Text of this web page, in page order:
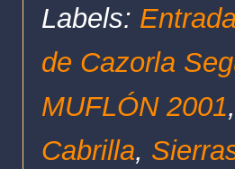
Labels:
de Cazorla
MUFLÓN 2001,
Cabrilla,